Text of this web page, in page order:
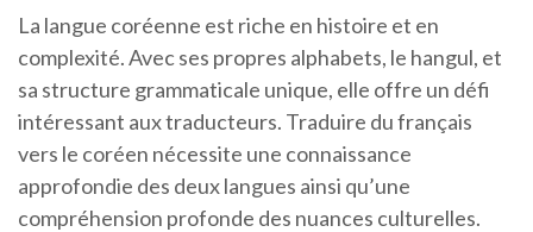
La langue coréenne est riche en histoire et en
complexité. Avec ses propres alphabets, le hangul, et
sa structure grammaticale unique, elle offre un défi
intéressant aux traducteurs. Traduire du français
vers le coréen nécessite une connaissance
approfondie des deux langues ainsi qu’une
compréhension profonde des nuances culturelles.